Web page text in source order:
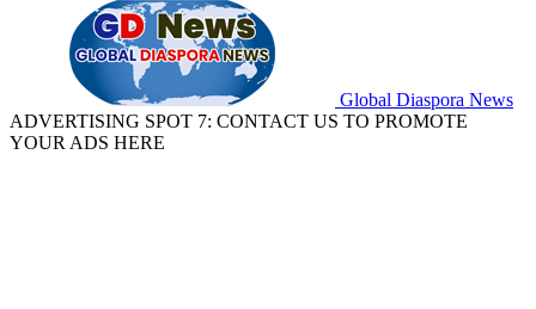
Global Diaspora News
ADVERTISING SPOT 7: CONTACT US TO PROMOTE
YOUR ADS HERE